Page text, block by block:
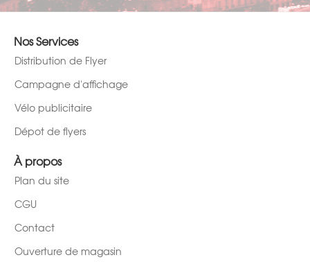
Nos Services
Distribution de Flyer
Campagne d'affichage
Vélo publicitaire
Dépot de flyers
À propos
Plan du site
CGU
Contact
Ouverture de magasin